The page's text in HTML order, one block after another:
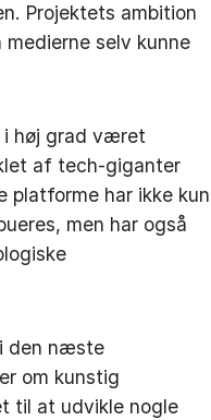
Projektets ambition
selv kunne
i høj grad været
af tech-giganter
platforme har ikke kun
men har også
den næste
om kunstig
til at udvikle nogle